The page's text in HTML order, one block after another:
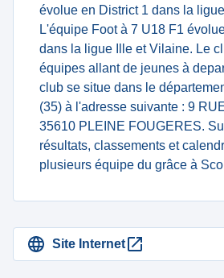
évolue en District 1 dans la
L'équipe Foot à 7 U18 F1
dans la ligue Ille et Vilaine. Le
équipes allant de jeunes à
club se situe dans le
(35) à l'adresse suivante : 9
35610 PLEINE FOUGERES.
résultats, classements et
plusieurs équipe du grâce à
Site Internet